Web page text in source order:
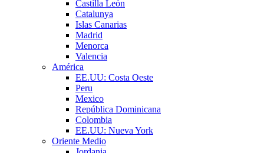
Castilla León
Catalunya
Islas Canarias
Madrid
Menorca
Valencia
América
EE.UU: Costa Oeste
Peru
Mexico
República Dominicana
Colombia
EE.UU: Nueva York
Oriente Medio